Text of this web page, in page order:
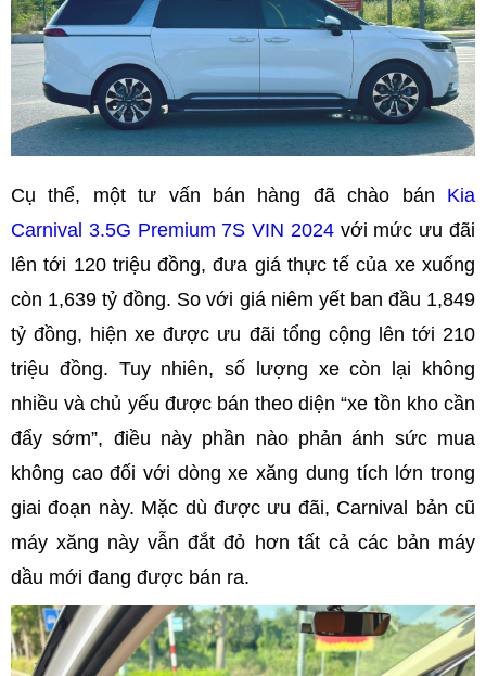
Cụ thể, một tư vấn bán hàng đã chào bán Kia
Carnival 3.5G Premium 7S VIN 2024 với mức ưu đãi
lên tới 120 triệu đồng, đưa giá thực tế của xe xuống
còn 1,639 tỷ đồng. So với giá niêm yết ban đầu 1,849
tỷ đồng, hiện xe được ưu đãi tổng cộng lên tới 210
triệu đồng. Tuy nhiên, số lượng xe còn lại không
nhiều và chủ yếu được bán theo diện “xe tồn kho cần
đẩy sớm”, điều này phần nào phản ánh sức mua
không cao đối với dòng xe xăng dung tích lớn trong
giai đoạn này. Mặc dù được ưu đãi, Carnival bản cũ
máy xăng này vẫn đắt đỏ hơn tất cả các bản máy
dầu mới đang được bán ra.